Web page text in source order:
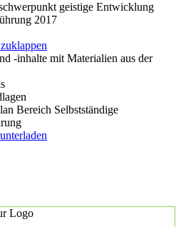
geistige Entwicklung
2017
-inhalte mit Materialien aus der
Bereich Selbstständige